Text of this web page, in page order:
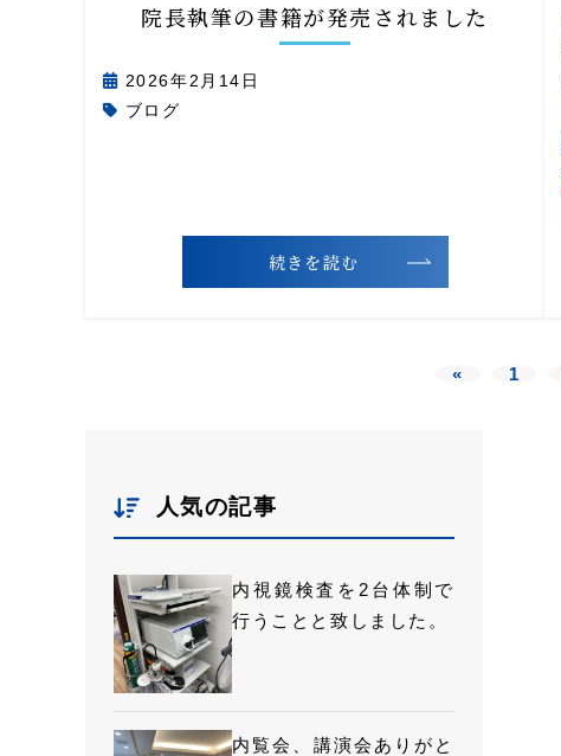
院長執筆の書籍が発売されました
2026年2月14日
ブログ
続きを読む
« 1
人気の記事
内視鏡検査を2台体制で
行うことと致しました。
内覧会、講演会ありがと